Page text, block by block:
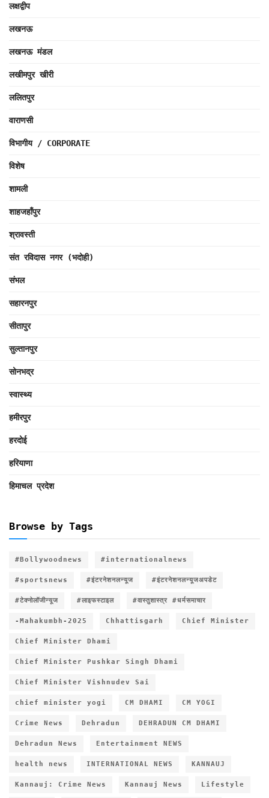
लक्षद्वीप
लखनऊ
लखनऊ मंडल
लखीमपुर खीरी
ललितपुर
वाराणसी
विभागीय / CORPORATE
विशेष
शामली
शाहजहाँपुर
श्रावस्ती
संत रविदास नगर (भदोही)
संभल
सहारनपुर
सीतापुर
सुल्तानपुर
सोनभद्र
स्वास्थ्य
हमीरपुर
हरदोई
हरियाणा
हिमाचल प्रदेश
Browse by Tags
#Bollywoodnews #internationalnews
#sportsnews #इंटरनेशनलन्यूज #इंटरनेशनलन्यूजअपडेट
#टेक्नोलॉजीन्यूज #लाइफस्टाइल #वास्तुशास्त्र #धर्मसमाचार
-Mahakumbh-2025 Chhattisgarh Chief Minister
Chief Minister Dhami
Chief Minister Pushkar Singh Dhami
Chief Minister Vishnudev Sai
chief minister yogi CM DHAMI CM YOGI
Crime News Dehradun DEHRADUN CM DHAMI
Dehradun News Entertainment NEWS
health news INTERNATIONAL NEWS KANNAUJ
Kannauj: Crime News Kannauj News Lifestyle